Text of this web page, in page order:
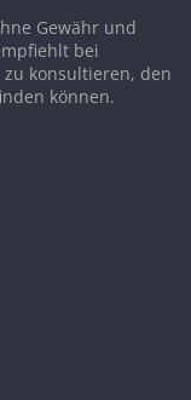
Gewähr und
bei
konsultieren, den
können.